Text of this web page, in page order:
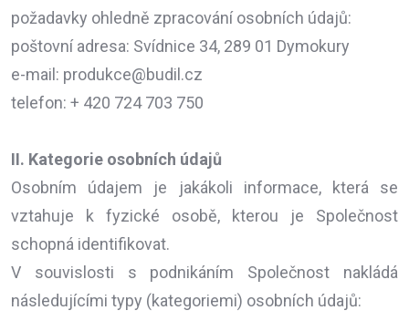
požadavky ohledně zpracování osobních údajů:
poštovní adresa: Svídnice 34, 289 01 Dymokury
e-mail: produkce@budil.cz
telefon: + 420 724 703 750
II. Kategorie osobních údajů
Osobním údajem je jakákoli informace, která se
vztahuje k fyzické osobě, kterou je Společnost
schopná identifikovat.
V souvislosti s podnikáním Společnost nakládá
následujícími typy (kategoriemi) osobních údajů: